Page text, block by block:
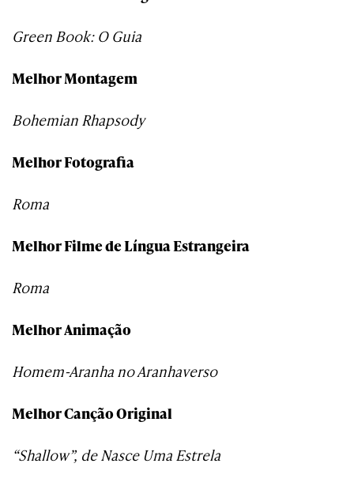
Green Book: O Guia
Melhor Montagem
Bohemian Rhapsody
Melhor Fotografia
Roma
Melhor Filme de Língua Estrangeira
Roma
Melhor Animação
Homem-Aranha no Aranhaverso
Melhor Canção Original
“Shallow”, de Nasce Uma Estrela